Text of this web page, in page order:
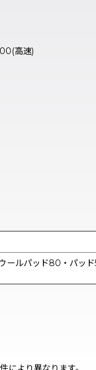
高速)
ルパッド80・パッ